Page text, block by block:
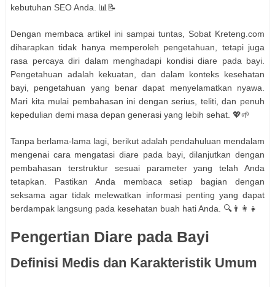
kebutuhan SEO Anda. 📊📝
Dengan membaca artikel ini sampai tuntas, Sobat Kreteng.com
diharapkan tidak hanya memperoleh pengetahuan, tetapi juga
rasa percaya diri dalam menghadapi kondisi diare pada bayi.
Pengetahuan adalah kekuatan, dan dalam konteks kesehatan
bayi, pengetahuan yang benar dapat menyelamatkan nyawa.
Mari kita mulai pembahasan ini dengan serius, teliti, dan penuh
kepedulian demi masa depan generasi yang lebih sehat. 💖🌱
Tanpa berlama-lama lagi, berikut adalah pendahuluan mendalam
mengenai cara mengatasi diare pada bayi, dilanjutkan dengan
pembahasan terstruktur sesuai parameter yang telah Anda
tetapkan. Pastikan Anda membaca setiap bagian dengan
seksama agar tidak melewatkan informasi penting yang dapat
berdampak langsung pada kesehatan buah hati Anda. 🔍👨‍👩‍👧
Pengertian Diare pada Bayi
Definisi Medis dan Karakteristik Umum